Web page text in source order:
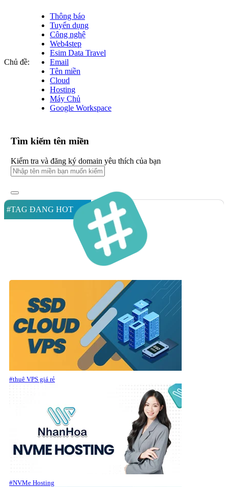
Chủ đề:
Thông báo
Tuyển dụng
Công nghệ
Web4step
Esim Data Travel
Email
Tên miền
Cloud
Hosting
Máy Chủ
Google Workspace
Tìm kiếm tên miền
Kiểm tra và đăng ký domain yêu thích của bạn
#TAG ĐANG HOT
#thuê VPS giá rẻ
#NVMe Hosting